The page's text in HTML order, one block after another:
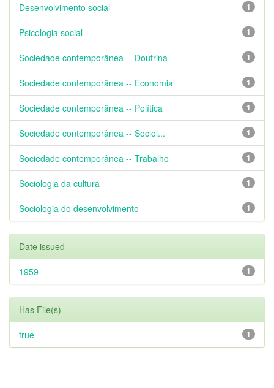
1
Desenvolvimento social
1
Psicologia social
1
Sociedade contemporânea -- Doutrina
1
Sociedade contemporânea -- Economia
1
Sociedade contemporânea -- Política
1
Sociedade contemporânea -- Sociol...
1
Sociedade contemporânea -- Trabalho
1
Sociologia da cultura
1
Sociologia do desenvolvimento
Date issued
1
1959
Has File(s)
1
true